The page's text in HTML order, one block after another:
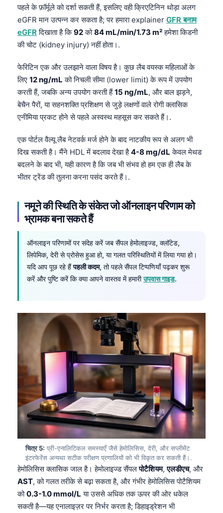
पहले के फ़ॉर्मूले को दर्शा सकती हैं, इसलिए वही क्रिएटिनिन थोड़ा अलग
eGFR मान उत्पन्न कर सकता है; पर हमारा explainer GFR बनाम
eGFR दिखाता है कि92को84 mL/min/1.73 m²हमेशा किडनी
की चोट (kidney injury) नहीं होता।.
फेरिटिन एक और उलझाने वाला विषय है। कुछ लैब वयस्क महिलाओं के
लिए 12 ng/mL को निचली सीमा (lower limit) के रूप में उपयोग
करती हैं, जबकि अन्य उपयोग करती हैं15 ng/mL, और बाल झड़ने,
बेचैन पैरों, या सहनशक्ति प्रशिक्षण से जुड़े लक्षणों वाले रोगी क्लासिक
एनीमिया प्रकट होने से पहले अस्वस्थ महसूस कर सकते हैं।.
एक पोर्टल वैल्यू लैब नेटवर्क मर्ज होने के बाद नाटकीय रूप से अलग भी
दिख सकती है। मैंने HDL में बदलाव देखा है4-8 mg/dL केवल मेथड
बदलने के बाद भी, यही कारण है कि जब भी संभव हो हम एक ही लैब के
भीतर ट्रेंड की तुलना करना पसंद करते हैं।.
नमूने की स्थिति के संकेत जो ऑनलाइन परिणाम को
भ्रामक बना सकते हैं
ऑनलाइन परिणामों पर संदेह करें जब सैंपल हेमोलाइज्ड, क्लॉटेड,
लिपेमिक, देरी से प्रोसेस हुआ हो, या गलत परिस्थितियों में लिया गया हो।
यदि आप पूछ रहे हैंपहली कदम, तो पहले सैंपल टिप्पणियाँ पढ़कर शुरू
करें और पुष्टि करें कि क्या आपने वास्तव में हमारीउपवास गाइड.
चित्र 5: प्री-एनालिटिकल समस्याएँ जैसे हेमोलिसिस, देरी, और सप्लीमेंट
इंटरफेरेंस अन्यथा सटीक परीक्षण प्रणालियों को भी विकृत कर सकती हैं।.
हेमोलिसिस क्लासिक जाल है। हेमोलाइज्ड सैंपलपोटैशियम,एलडीएच, और
AST, को गलत तरीके से बढ़ा सकता है, और गंभीर हेमोलिसिस पोटैशियम
को0.3-1.0 mmol/L या उससे अधिक तक ऊपर की ओर धकेल
सकती है—यह एनालाइज़र पर निर्भर करता है; डिहाइड्रेशन भी